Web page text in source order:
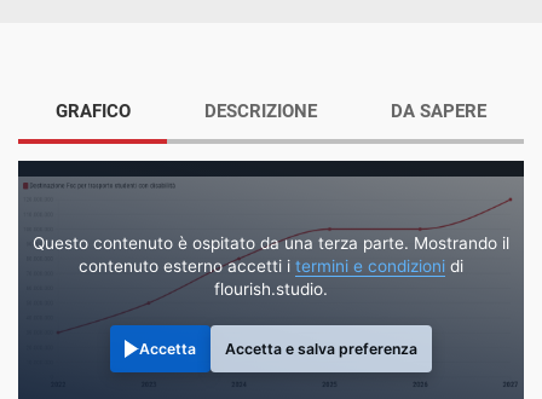
GRAFICO
Questo contenuto è ospitato da una terza parte. Mostrando il
contenuto esterno accetti i termini e condizioni di
flourish.studio.
Accetta Accetta e salva preferenza
DESCRIZIONE DA SAPERE